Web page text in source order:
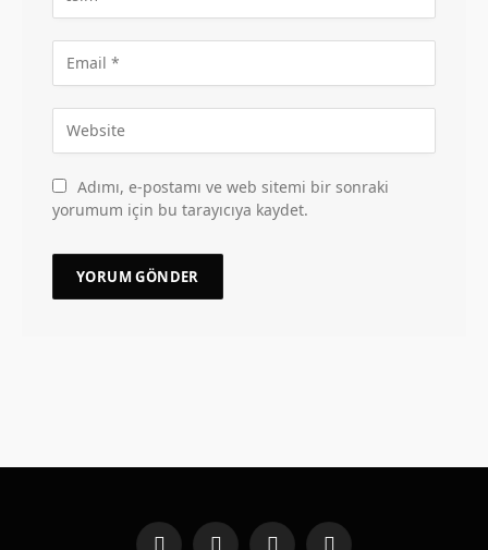
Adımı, e-postamı ve web sitemi bir sonraki
yorumum için bu tarayıcıya kaydet.